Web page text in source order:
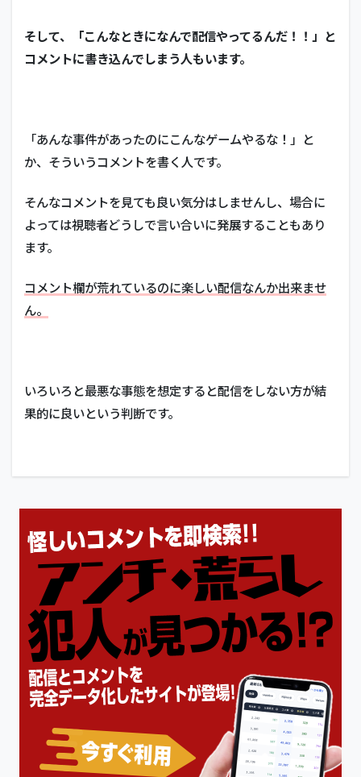
そして、「こんなときになんで配信やってるんだ！！」と
コメントに書き込んでしまう人もいます。
「あんな事件があったのにこんなゲームやるな！」と
か、そういうコメントを書く人です。
そんなコメントを見ても良い気分はしませんし、場合に
よっては視聴者どうしで言い合いに発展することもあり
ます。
コメント欄が荒れているのに楽しい配信なんか出来ませ
ん。
いろいろと最悪な事態を想定すると配信をしない方が結
果的に良いという判断です。